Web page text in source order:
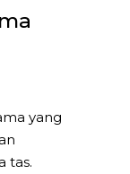
yang
tas.